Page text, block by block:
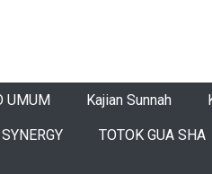
UMUM Kajian Sunnah
TOTOK GUA SHA